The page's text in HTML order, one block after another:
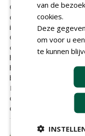
Op die manier komt
dezelfde plaats
is gewenst.
Op deze manier hou
op peil,
heb je niet te maken
heb je (weer) een
bomen onder de
Het is een andere
denkt dit kan toch
deze manier!
Roelant
van de
cookies.
Deze
om voor u
te kunnen